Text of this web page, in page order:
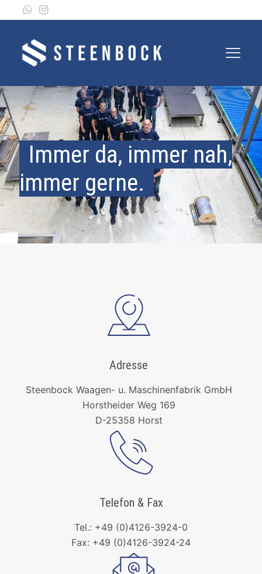
Immer da, immer nah,
immer gerne.
Adresse
Steenbock Waagen- u. Maschinenfabrik GmbH
Horstheider Weg 169
D-25358 Horst
Telefon & Fax
Tel.: +49 (0)4126-3924-0
Fax: +49 (0)4126-3924-24